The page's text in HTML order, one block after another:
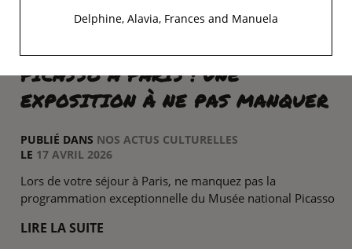
PICASSO À PARIS : UNE
EXPOSITION À NE PAS MANQUER
PUBLIÉ DANS NOS ACTUS CULTURELLES
LE 17 AVRIL 2026
Lors de votre séjour à Paris, ne manquez pas la
programmation exceptionnelle du Musée national Picasso
LIRE LA SUITE
Delphine, Alavia, Frances and Manuela